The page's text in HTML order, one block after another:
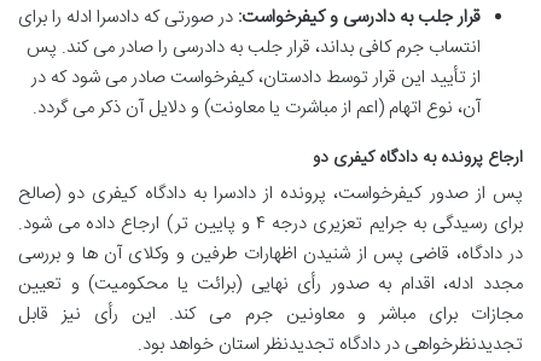
قرار جلب به دادرسی و کیفرخواست: در صورتی که دادسرا ادله را برای
انتساب جرم کافی بداند، قرار جلب به دادرسی را صادر می کند. پس
از تأیید این قرار توسط دادستان، کیفرخواست صادر می شود که در
آن، نوع اتهام (اعم از مباشرت یا معاونت) و دلایل آن ذکر می گردد.
ارجاع پرونده به دادگاه کیفری دو
پس از صدور کیفرخواست، پرونده از دادسرا به دادگاه کیفری دو (صالح
برای رسیدگی به جرایم تعزیری درجه ۴ و پایین تر) ارجاع داده می شود.
در دادگاه، قاضی پس از شنیدن اظهارات طرفین و وکلای آن ها و بررسی
مجدد ادله، اقدام به صدور رأی نهایی (برائت یا محکومیت) و تعیین
مجازات برای مباشر و معاونین جرم می کند. این رأی نیز قابل
تجدیدنظرخواهی در دادگاه تجدیدنظر استان خواهد بود.